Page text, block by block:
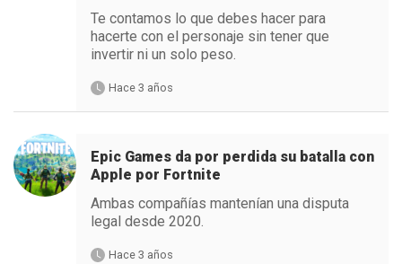
Te contamos lo que debes hacer para
hacerte con el personaje sin tener que
invertir ni un solo peso.
Hace 3 años
Epic Games da por perdida su batalla con
Apple por Fortnite
Ambas compañías mantenían una disputa
legal desde 2020.
Hace 3 años